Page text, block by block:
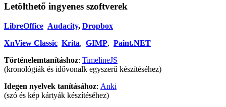
Letölthető ingyenes szoftverek
LibreOffice Audacity, Dropbox
XnView Classic Krita, GIMP, Paint.NET
Történelemtanításhoz: TimelineJS
(kronológiák és idővonalk egyszerű készítéséhez)
Idegen nyelvek tanításához: Anki
(szó és kép kártyák készítéséhez)